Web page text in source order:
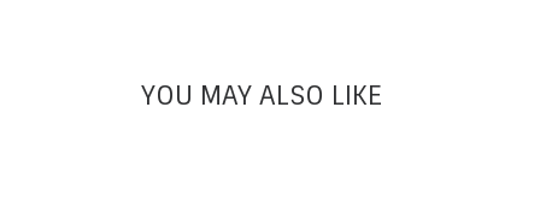
YOU MAY ALSO LIKE